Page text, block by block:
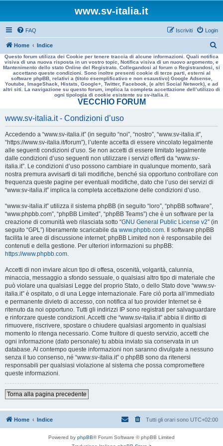
www.sv-italia.it
FAQ Login
Iscriviti
Home Indice
e
r
a
Questo forum utilizza dei Cookie per tenere traccia di alcune informazioni. Quali notifica
visiva di una nuova risposta in un vostro topic, Notifica visiva di un nuovo argomento, e
Mantenimento dello stato Online del Registrato. Collegandosi al forum o Registrandosi, si
accettano queste condizioni. Sono inoltre presenti cookie di terze parti, esterni al
software phpBB, relativi a (titolo esemplificativo e non esaustivo) Google Adsense,
Youtube, ImageShack, Histats, Google+, Twitter, Facebook, (e altri Social Network), e ad
altri siti. La navigazione su questo forum, implica la completa accettazione dell’utilizzo di
ogni tipologia di cookie esistente su sv-italia.it.
VECCHIO FORUM
www.sv-italia.it - Condizioni d’uso
Accedendo a “www.sv-italia.it” (in seguito “noi”, “nostro”, “www.sv-italia.it”,
“https://www.sv-italia.it/forum”), l’utente accetta di essere vincolato legalmente
alle seguenti condizioni d’uso. Se non accetti di essere limitato legalmente
dalle condizioni d’uso seguenti non utilizzare i servizi offerti da “www.sv-
italia.it”. Le condizioni d’uso possono cambiare in qualunque momento, sarà
nostra premura avvisarti di tali modifiche, benché sia opportuno controllare con
frequenza queste pagine per eventuali modifiche, dato che l’uso dei servizi di
“www.sv-italia.it” implica la completa accettazione delle condizioni d’uso.
“www.sv-italia.it” utilizza il sistema phpBB (in seguito “loro”, “phpBB software”,
“www.phpbb.com”, “phpBB Limited”, “phpBB Teams”) che è un software per la
creazione di comunità web rilasciata sotto “GNU General Public License v2” (in
seguito “GPL”) liberamente scaricabile da www.phpbb.com. Il software phpBB
facilita le aree di discussione internet; phpBB Limited non è responsabile dei
contenuti e della gestione. Per ulteriori informazioni su phpBB:
https://www.phpbb.com.
Accetti di non inviare alcun tipo di offesa, oscenità, volgarità, calunnia,
minaccia, messaggio a sfondo sessuale, o qualsiasi altro tipo di materiale che
può violare una qualsiasi Legge del proprio Stato, o dello Stato dove “www.sv-
italia.it” è ospitato, o di una Legge internazionale. Fare ciò porta all’immediato
e permanente divieto di accesso, con notifica al tuo provider Internet se è
ritenuto da noi opportuno. Tutti gli indirizzi IP sono registrati per salvaguardare
e rinforzare queste condizioni. Accetti che “www.sv-italia.it” abbia il diritto di
rimuovere, riscrivere, spostare o chiudere qualsiasi argomento in qualsiasi
momento lo ritenga necessario. Come fruitore di questo servizio, accetti che
ogni informazione (dato personale) tu abbia inviato sia conservata in un
database. Al contempo queste informazioni non saranno divulgate a nessuno
senza il tuo consenso, né “www.sv-italia.it” o phpBB sono da ritenersi
responsabili per qualsiasi violazione al sistema che possa compromettere
queste informazioni.
Torna alla pagina precedente
Home Indice Tutti gli orari sono UTC+02:00
Powered by phpBB® Forum Software © phpBB Limited